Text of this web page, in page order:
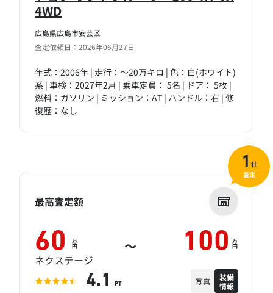
広島県広島市安芸区
査定依頼日：2026年06月27日
4WD
年式：2006年 | 走行：～20万キロ | 色：白(ホワイト)
系 | 車検：2027年2月 | 乗車定員： 5名 | ドア： 5枚 |
燃料：ガソリン | ミッション：AT | ハンドル：右 | 修
復歴：なし
最高査定額
60 万
円 ～ 100 万
円
ネクステージ
4.1 PT 写真
装備
情報
1 社
査定